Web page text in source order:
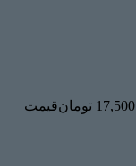
17,500 تومانقیمت